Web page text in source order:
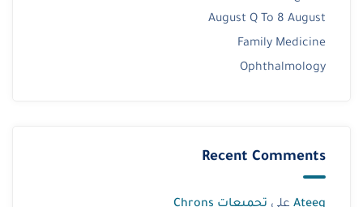
August Q To 8 August
Family Medicine
Ophthalmology
Recent Comments